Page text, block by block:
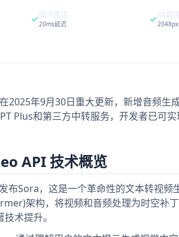
国内直连
20ms延迟
4K超清
2048px
2025年9月30日重大更新，新增音频生
Plus和第三方中转服务，开发者已可
API 技术概览
布Sora，这是一个革命性的文本转视
架构，将视频和音频处理为时空补
术提升。